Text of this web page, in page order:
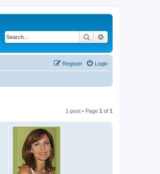
Search
Login
Register
1 post • Page 1 of 1